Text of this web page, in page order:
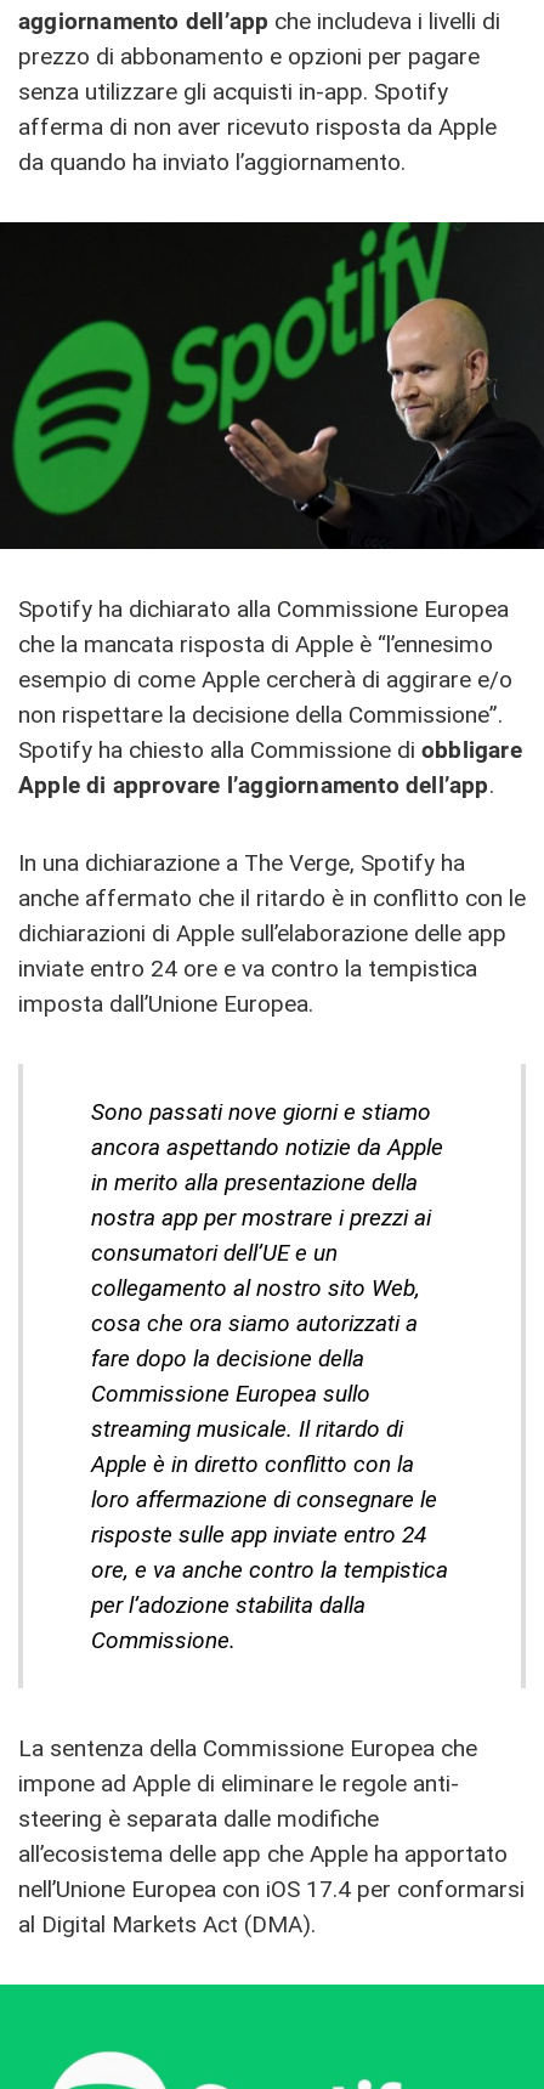
aggiornamento dell’app che includeva i livelli di
prezzo di abbonamento e opzioni per pagare
senza utilizzare gli acquisti in-app. Spotify
afferma di non aver ricevuto risposta da Apple
da quando ha inviato l’aggiornamento.
Spotify ha dichiarato alla Commissione Europea
che la mancata risposta di Apple è “l’ennesimo
esempio di come Apple cercherà di aggirare e/o
non rispettare la decisione della Commissione”.
Spotify ha chiesto alla Commissione di obbligare
Apple di approvare l’aggiornamento dell’app.
In una dichiarazione a The Verge, Spotify ha
anche affermato che il ritardo è in conflitto con le
dichiarazioni di Apple sull’elaborazione delle app
inviate entro 24 ore e va contro la tempistica
imposta dall’Unione Europea.
Sono passati nove giorni e stiamo
ancora aspettando notizie da Apple
in merito alla presentazione della
nostra app per mostrare i prezzi ai
consumatori dell’UE e un
collegamento al nostro sito Web,
cosa che ora siamo autorizzati a
fare dopo la decisione della
Commissione Europea sullo
streaming musicale. Il ritardo di
Apple è in diretto conflitto con la
loro affermazione di consegnare le
risposte sulle app inviate entro 24
ore, e va anche contro la tempistica
per l’adozione stabilita dalla
Commissione.
La sentenza della Commissione Europea che
impone ad Apple di eliminare le regole anti-
steering è separata dalle modifiche
all’ecosistema delle app che Apple ha apportato
nell’Unione Europea con iOS 17.4 per conformarsi
al Digital Markets Act (DMA).